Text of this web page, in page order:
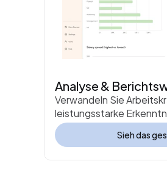
Analyse &
Verwandeln Sie
leistungsstarke
Entscheidungen
Sieh das